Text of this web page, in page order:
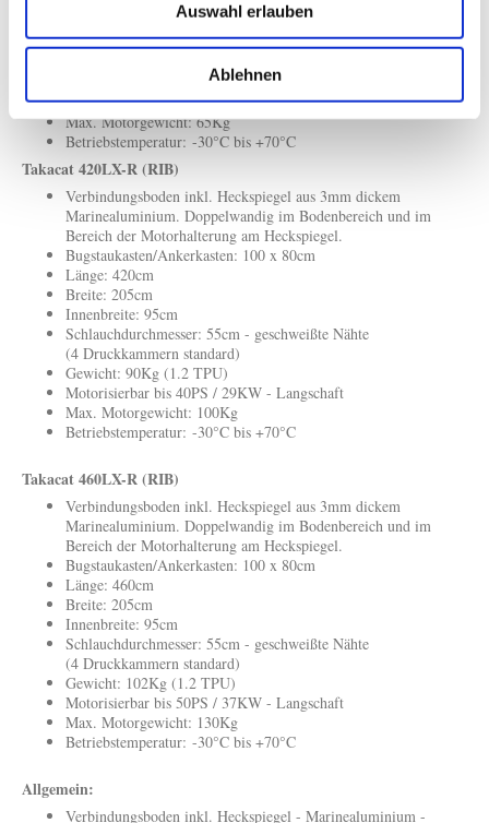
Auswahl erlauben
Ablehnen
Innenbreite: 70cm
Schlauchdurchmesser: 48cm - geschweißte Nähte
(4 Druckkammern standard)
Gewicht: 82Kg (1.2 TPU)
Motorisierbar bis 25PS / 18KW - Kurzschaft
Max. Motorgewicht: 65Kg
Betriebstemperatur: -30°C bis +70°C
Takacat 420LX-R (RIB)
Verbindungsboden inkl. Heckspiegel aus 3mm dickem
Marinealuminium. Doppelwandig im Bodenbereich und im
Bereich der Motorhalterung am Heckspiegel.
Bugstaukasten/Ankerkasten: 100 x 80cm
Länge: 420cm
Breite: 205cm
Innenbreite: 95cm
Schlauchdurchmesser: 55cm - geschweißte Nähte
(4 Druckkammern standard)
Gewicht: 90Kg (1.2 TPU)
Motorisierbar bis 40PS / 29KW - Langschaft
Max. Motorgewicht: 100Kg
Betriebstemperatur: -30°C bis +70°C
Takacat 460LX-R (RIB)
Verbindungsboden inkl. Heckspiegel aus 3mm dickem
Marinealuminium. Doppelwandig im Bodenbereich und im
Bereich der Motorhalterung am Heckspiegel.
Bugstaukasten/Ankerkasten: 100 x 80cm
Länge: 460cm
Breite: 205cm
Innenbreite: 95cm
Schlauchdurchmesser: 55cm - geschweißte Nähte
(4 Druckkammern standard)
Gewicht: 102Kg (1.2 TPU)
Motorisierbar bis 50PS / 37KW - Langschaft
Max. Motorgewicht: 130Kg
Betriebstemperatur: -30°C bis +70°C
Allgemein:
Verbindungsboden inkl. Heckspiegel - Marinealuminium -